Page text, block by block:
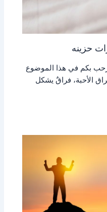
حزينه
بكم في هذا الموضوع
الأحبة، فراقٌ يشكل